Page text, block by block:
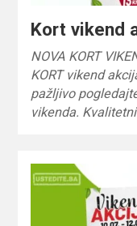
Kort vikend
NOVA KORT
KORT vikend
pažljivo
vikenda.